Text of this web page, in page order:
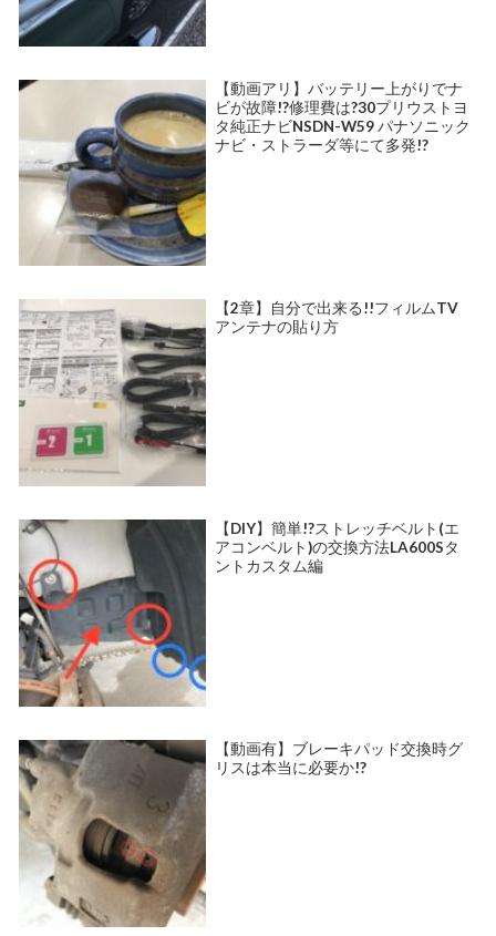
【動画アリ】バッテリー上がりでナ
ビが故障!?修理費は?30プリウストヨ
タ純正ナビNSDN-W59 パナソニック
ナビ・ストラーダ等にて多発!?
【2章】自分で出来る!!フィルムTV
アンテナの貼り方
【DIY】簡単!?ストレッチベルト(エ
アコンベルト)の交換方法LA600Sタ
ントカスタム編
【動画有】ブレーキパッド交換時グ
リスは本当に必要か!?